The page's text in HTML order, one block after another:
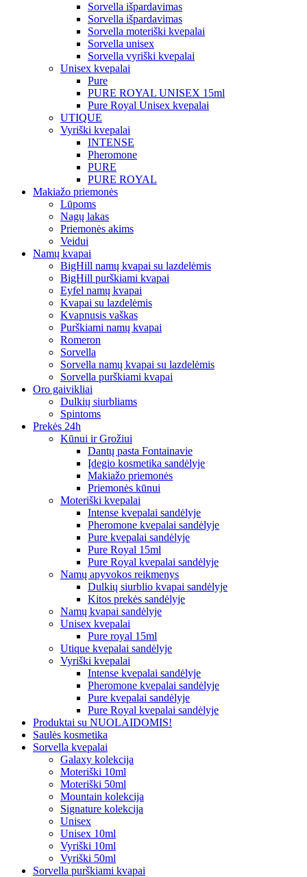
Sorvella išpardavimas
Sorvella išpardavimas
Sorvella moteriški kvepalai
Sorvella unisex
Sorvella vyriški kvepalai
Unisex kvepalai
Pure
PURE ROYAL UNISEX 15ml
Pure Royal Unisex kvepalai
UTIQUE
Vyriški kvepalai
INTENSE
Pheromone
PURE
PURE ROYAL
Makiažo priemonės
Lūpoms
Nagų lakas
Priemonės akims
Veidui
Namų kvapai
BigHill namų kvapai su lazdelėmis
BigHill purškiami kvapai
Eyfel namų kvapai
Kvapai su lazdelėmis
Kvapnusis vaškas
Purškiami namų kvapai
Romeron
Sorvella
Sorvella namų kvapai su lazdelėmis
Sorvella purškiami kvapai
Oro gaivikliai
Dulkių siurbliams
Spintoms
Prekės 24h
Kūnui ir Grožiui
Dantų pasta Fontainavie
Įdegio kosmetika sandėlyje
Makiažo priemonės
Priemonės kūnui
Moteriški kvepalai
Intense kvepalai sandėlyje
Pheromone kvepalai sandėlyje
Pure kvepalai sandėlyje
Pure Royal 15ml
Pure Royal kvepalai sandėlyje
Namų apyvokos reikmenys
Dulkių siurblio kvapai sandėlyje
Kitos prekės sandėlyje
Namų kvapai sandėlyje
Unisex kvepalai
Pure royal 15ml
Utique kvepalai sandėlyje
Vyriški kvepalai
Intense kvepalai sandėlyje
Pheromone kvepalai sandėlyje
Pure kvepalai sandėlyje
Pure Royal kvepalai sandėlyje
Produktai su NUOLAIDOMIS!
Saulės kosmetika
Sorvella kvepalai
Galaxy kolekcija
Moteriški 10ml
Moteriški 50ml
Mountain kolekcija
Signature kolekcija
Unisex
Unisex 10ml
Vyriški 10ml
Vyriški 50ml
Sorvella purškiami kvapai